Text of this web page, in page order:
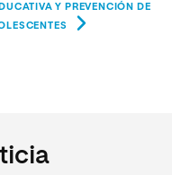
Y PREVENCIÓN DE